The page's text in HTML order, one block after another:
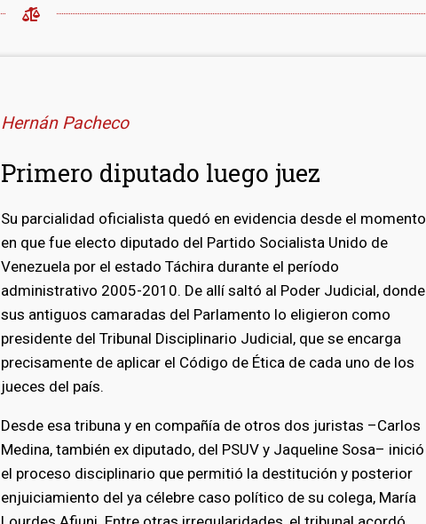
Hernán Pacheco
Primero diputado luego juez
Su parcialidad oficialista quedó en evidencia desde el momento
en que fue electo diputado del Partido Socialista Unido de
Venezuela por el estado Táchira durante el período
administrativo 2005-2010. De allí saltó al Poder Judicial, donde
sus antiguos camaradas del Parlamento lo eligieron como
presidente del Tribunal Disciplinario Judicial, que se encarga
precisamente de aplicar el Código de Ética de cada uno de los
jueces del país.
Desde esa tribuna y en compañía de otros dos juristas –Carlos
Medina, también ex diputado, del PSUV y Jaqueline Sosa– inició
el proceso disciplinario que permitió la destitución y posterior
enjuiciamiento del ya célebre caso político de su colega, María